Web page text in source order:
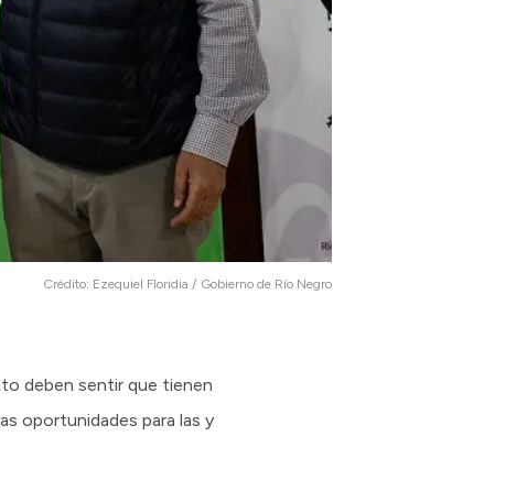
Crédito: Ezequiel Floridia / Gobierno de Río Negro
deben sentir que tienen
oportunidades para las y